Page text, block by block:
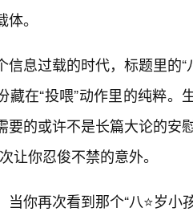
。
信息过载的时代，标题里的
藏在“投喂”动作里的纯粹
要的或许不是长篇大论的安
让你忍俊不禁的意外。
当你再次看到那个“八⭐岁